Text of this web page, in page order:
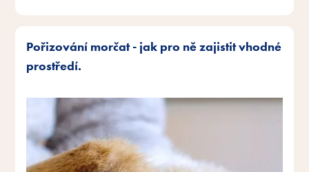
Pořizování morčat - jak pro ně zajistit vhodné
prostředí.